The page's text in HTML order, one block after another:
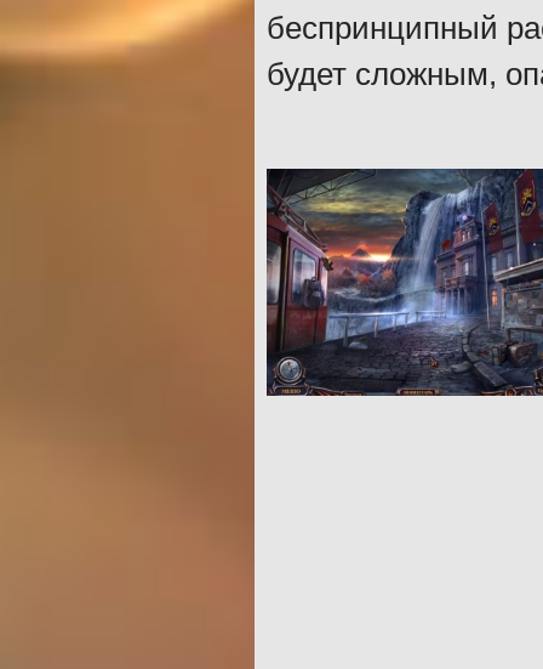
беспринципный
будет сложным,